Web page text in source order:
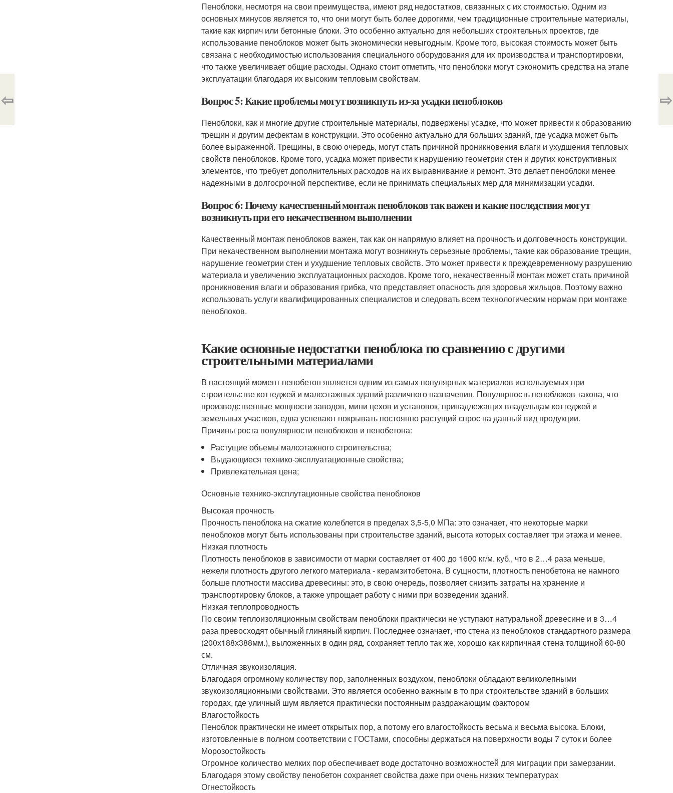
Пеноблоки, несмотря на свои преимущества, имеют ряд недостатков, связанных с их стоимостью. Одним из
основных минусов является то, что они могут быть более дорогими, чем традиционные строительные материалы,
такие как кирпич или бетонные блоки. Это особенно актуально для небольших строительных проектов, где
использование пеноблоков может быть экономически невыгодным. Кроме того, высокая стоимость может быть
связана с необходимостью использования специального оборудования для их производства и транспортировки,
что также увеличивает общие расходы. Однако стоит отметить, что пеноблоки могут сэкономить средства на этапе
эксплуатации благодаря их высоким тепловым свойствам.
Вопрос 5: Какие проблемы могут возникнуть из-за усадки пеноблоков
Пеноблоки, как и многие другие строительные материалы, подвержены усадке, что может привести к образованию
трещин и другим дефектам в конструкции. Это особенно актуально для больших зданий, где усадка может быть
более выраженной. Трещины, в свою очередь, могут стать причиной проникновения влаги и ухудшения тепловых
свойств пеноблоков. Кроме того, усадка может привести к нарушению геометрии стен и других конструктивных
элементов, что требует дополнительных расходов на их выравнивание и ремонт. Это делает пеноблоки менее
надежными в долгосрочной перспективе, если не принимать специальных мер для минимизации усадки.
Вопрос 6: Почему качественный монтаж пеноблоков так важен и какие последствия могут
возникнуть при его некачественном выполнении
Качественный монтаж пеноблоков важен, так как он напрямую влияет на прочность и долговечность конструкции.
При некачественном выполнении монтажа могут возникнуть серьезные проблемы, такие как образование трещин,
нарушение геометрии стен и ухудшение тепловых свойств. Это может привести к преждевременному разрушению
материала и увеличению эксплуатационных расходов. Кроме того, некачественный монтаж может стать причиной
проникновения влаги и образования грибка, что представляет опасность для здоровья жильцов. Поэтому важно
использовать услуги квалифицированных специалистов и следовать всем технологическим нормам при монтаже
пеноблоков.
Какие основные недостатки пеноблока по сравнению с другими
строительными материалами
В настоящий момент пенобетон является одним из самых популярных материалов используемых при
строительстве коттеджей и малоэтажных зданий различного назначения. Популярность пеноблоков такова, что
производственные мощности заводов, мини цехов и установок, принадлежащих владельцам коттеджей и
земельных участков, едва успевают покрывать постоянно растущий спрос на данный вид продукции.
Причины роста популярности пеноблоков и пенобетона:
Растущие объемы малоэтажного строительства;
Выдающиеся технико-эксплуатационные свойства;
Привлекательная цена;
Основные технико-эксплутационные свойства пеноблоков
Высокая прочность
Прочность пеноблока на сжатие колеблется в пределах 3,5-5,0 МПа: это означает, что некоторые марки
пеноблоков могут быть использованы при строительстве зданий, высота которых составляет три этажа и менее.
Низкая плотность
Плотность пеноблоков в зависимости от марки составляет от 400 до 1600 кг/м. куб., что в 2…4 раза меньше,
нежели плотность другого легкого материала - керамзитобетона. В сущности, плотность пенобетона не намного
больше плотности массива древесины: это, в свою очередь, позволяет снизить затраты на хранение и
транспортировку блоков, а также упрощает работу с ними при возведении зданий.
Низкая теплопроводность
По своим теплоизоляционным свойствам пеноблоки практически не уступают натуральной древесине и в 3…4
раза превосходят обычный глиняный кирпич. Последнее означает, что стена из пеноблоков стандартного размера
(200х188х388мм.), выложенных в один ряд, сохраняет тепло так же, хорошо как кирпичная стена толщиной 60-80
см.
Отличная звукоизоляция.
Благодаря огромному количеству пор, заполненных воздухом, пеноблоки обладают великолепными
звукоизоляционными свойствами. Это является особенно важным в то при строительстве зданий в больших
городах, где уличный шум является практически постоянным раздражающим фактором
Влагостойкость
Пеноблок практически не имеет открытых пор, а потому его влагостойкость весьма и весьма высока. Блоки,
изготовленные в полном соответствии с ГОСТами, способны держаться на поверхности воды 7 суток и более
Морозостойкость
Огромное количество мелких пор обеспечивает воде достаточно возможностей для миграции при замерзании.
Благодаря этому свойству пенобетон сохраняет свойства даже при очень низких температурах
Огнестойкость
⇦ ⇨